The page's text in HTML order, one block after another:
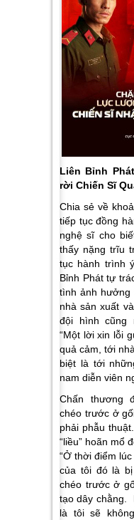
Liên Bỉnh
rời Chiến Sĩ
Chia sẻ về
tiếp tục đồng
nghệ sĩ cho
thấy nặng trĩu
tục hành trình
Bỉnh Phát tự
tình ảnh hưởng
nhà sản xuất
đội hình cũng
“Một lời xin lỗi
quả cảm, tới
biệt là tới
nam diễn viên
Chấn thương
chéo trước ở
phải phẫu
“liều” hoãn mổ
“Ở thời điểm
của tôi đó là
chéo trước ở
tạo dây chằng.
là tôi sẽ